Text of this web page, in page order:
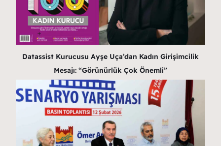
Datassist Kurucusu Ayşe Uça’dan Kadın Girişimcilik
Mesajı: “Görünürlük Çok Önemli”